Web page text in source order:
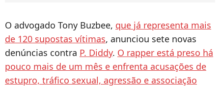
O advogado Tony Buzbee, que já representa mais
de 120 supostas vítimas, anunciou sete novas
denúncias contra P. Diddy. O rapper está preso há
pouco mais de um mês e enfrenta acusações de
estupro, tráfico sexual, agressão e associação